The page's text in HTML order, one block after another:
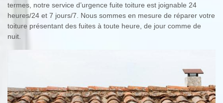
termes, notre service d’urgence fuite toiture est joignable 24
heures/24 et 7 jours/7. Nous sommes en mesure de réparer votre
toiture présentant des fuites à toute heure, de jour comme de
nuit.